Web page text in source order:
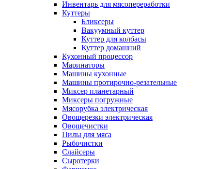
Инвентарь для мясопереработки
Куттеры
Бликсеры
Вакуумный куттер
Куттер для колбасы
Куттер домашний
Кухонный процессор
Маринаторы
Машины кухонные
Машины протирочно-резательные
Миксер планетарный
Миксеры погружные
Мясорубка электрическая
Овощерезки электрическая
Овощечистки
Пилы для мяса
Рыбочистки
Слайсеры
Сыротерки